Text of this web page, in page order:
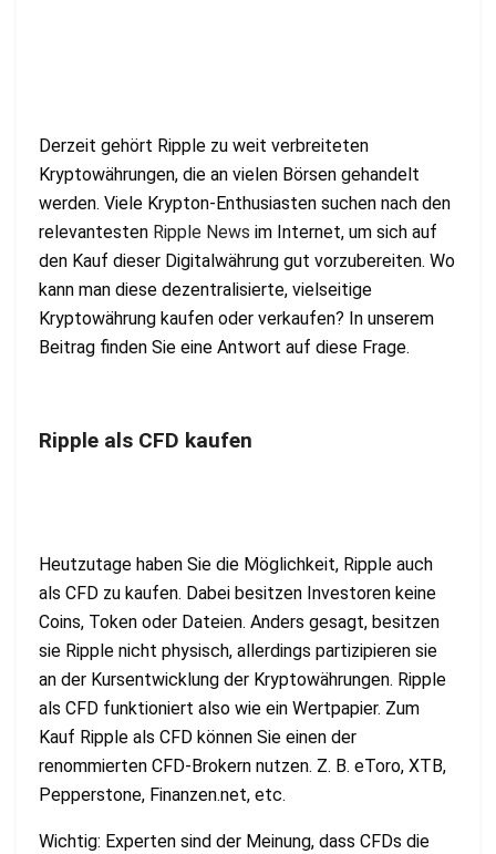
Derzeit gehört Ripple zu weit verbreiteten
Kryptowährungen, die an vielen Börsen gehandelt
werden. Viele Krypton-Enthusiasten suchen nach den
relevantesten Ripple News im Internet, um sich auf
den Kauf dieser Digitalwährung gut vorzubereiten. Wo
kann man diese dezentralisierte, vielseitige
Kryptowährung kaufen oder verkaufen? In unserem
Beitrag finden Sie eine Antwort auf diese Frage.
Ripple als CFD kaufen
Heutzutage haben Sie die Möglichkeit, Ripple auch
als CFD zu kaufen. Dabei besitzen Investoren keine
Coins, Token oder Dateien. Anders gesagt, besitzen
sie Ripple nicht physisch, allerdings partizipieren sie
an der Kursentwicklung der Kryptowährungen. Ripple
als CFD funktioniert also wie ein Wertpapier. Zum
Kauf Ripple als CFD können Sie einen der
renommierten CFD-Brokern nutzen. Z. B. eToro, XTB,
Pepperstone, Finanzen.net, etc.
Wichtig: Experten sind der Meinung, dass CFDs die